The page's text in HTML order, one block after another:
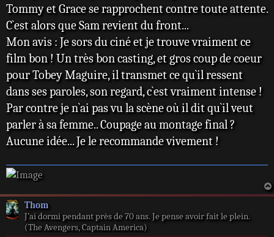
Tommy et Grace se rapprochent contre toute attente.
C`est alors que Sam revient du front...
Mon avis : Je sors du ciné et je trouve vraiment ce
film bon ! Un très bon casting, et gros coup de coeur
pour Tobey Maguire, il transmet ce qu`il ressent
dans ses paroles, son regard, c`est vraiment intense !
Par contre je n`ai pas vu la scène où il dit qu`il veut
parler à sa femme.. Coupage au montage final ?
Aucune idée... Je le recommande vivement !
Thom
J’ai dormi pendant près de 70 ans. Je pense avoir fait le plein.
(The Avengers, Captain America)